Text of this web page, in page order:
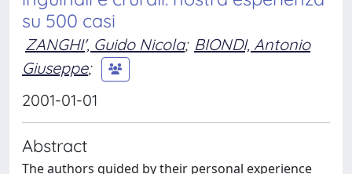
su 500 casi
ZANGHI', Guido Nicola; BIONDI, Antonio
Giuseppe;
2001-01-01
Abstract
The authors guided by their personal experience